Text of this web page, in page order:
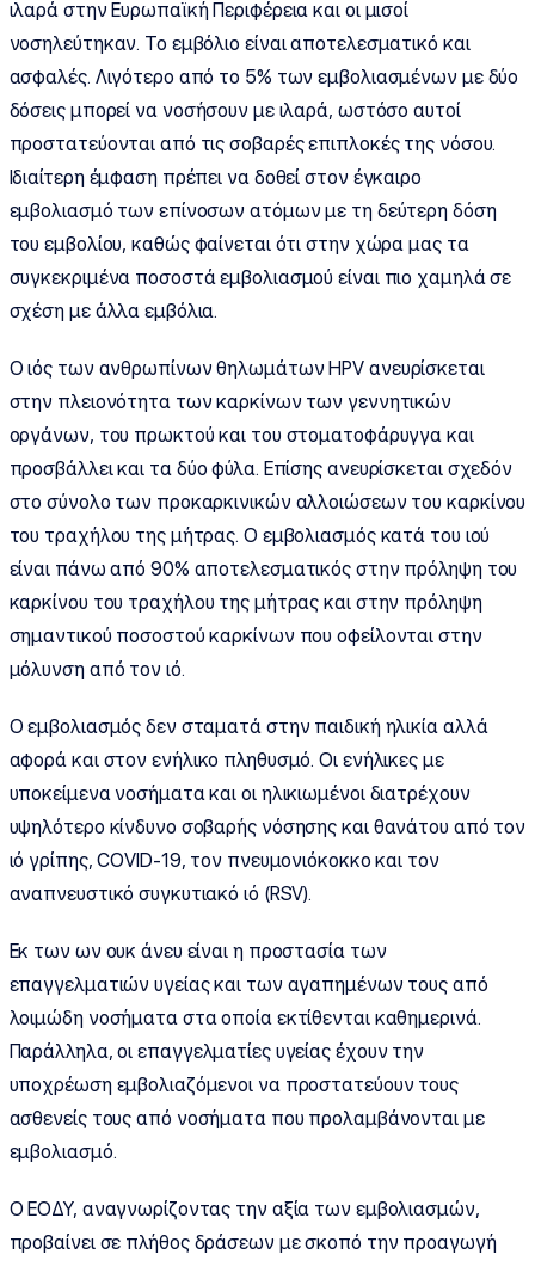
ιλαρά στην Ευρωπαϊκή Περιφέρεια και οι μισοί
νοσηλεύτηκαν. Το εμβόλιο είναι αποτελεσματικό και
ασφαλές. Λιγότερο από το 5% των εμβολιασμένων με δύο
δόσεις μπορεί να νοσήσουν με ιλαρά, ωστόσο αυτοί
προστατεύονται από τις σοβαρές επιπλοκές της νόσου.
Ιδιαίτερη έμφαση πρέπει να δοθεί στον έγκαιρο
εμβολιασμό των επίνοσων ατόμων με τη δεύτερη δόση
του εμβολίου, καθώς φαίνεται ότι στην χώρα μας τα
συγκεκριμένα ποσοστά εμβολιασμού είναι πιο χαμηλά σε
σχέση με άλλα εμβόλια.
Ο ιός των ανθρωπίνων θηλωμάτων HPV ανευρίσκεται
στην πλειονότητα των καρκίνων των γεννητικών
οργάνων, του πρωκτού και του στοματοφάρυγγα και
προσβάλλει και τα δύο φύλα. Επίσης ανευρίσκεται σχεδόν
στο σύνολο των προκαρκινικών αλλοιώσεων του καρκίνου
του τραχήλου της μήτρας. Ο εμβολιασμός κατά του ιού
είναι πάνω από 90% αποτελεσματικός στην πρόληψη του
καρκίνου του τραχήλου της μήτρας και στην πρόληψη
σημαντικού ποσοστού καρκίνων που οφείλονται στην
μόλυνση από τον ιό.
Ο εμβολιασμός δεν σταματά στην παιδική ηλικία αλλά
αφορά και στον ενήλικο πληθυσμό. Οι ενήλικες με
υποκείμενα νοσήματα και οι ηλικιωμένοι διατρέχουν
υψηλότερο κίνδυνο σοβαρής νόσησης και θανάτου από τον
ιό γρίπης, COVID-19, τον πνευμονιόκοκκο και τον
αναπνευστικό συγκυτιακό ιό (RSV).
Εκ των ων ουκ άνευ είναι η προστασία των
επαγγελματιών υγείας και των αγαπημένων τους από
λοιμώδη νοσήματα στα οποία εκτίθενται καθημερινά.
Παράλληλα, οι επαγγελματίες υγείας έχουν την
υποχρέωση εμβολιαζόμενοι να προστατεύουν τους
ασθενείς τους από νοσήματα που προλαμβάνονται με
εμβολιασμό.
Ο ΕΟΔΥ, αναγνωρίζοντας την αξία των εμβολιασμών,
προβαίνει σε πλήθος δράσεων με σκοπό την προαγωγή